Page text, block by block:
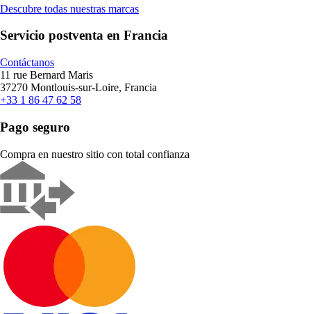
Descubre todas nuestras marcas
Servicio postventa en Francia
Contáctanos
11 rue Bernard Maris
37270 Montlouis-sur-Loire, Francia
+33 1 86 47 62 58
Pago seguro
Compra en nuestro sitio con total confianza